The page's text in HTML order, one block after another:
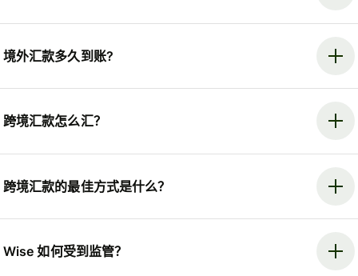
境外汇款多久到账?
跨境汇款怎么汇？
跨境汇款的最佳方式是什么？
Wise 如何受到监管？